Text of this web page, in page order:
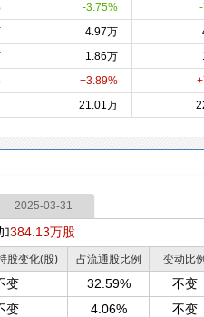
-3.75%
4.97万
1.86万
+3.89%
21.01万
2025-03-31
384.13万股
股变化(股) 占流通股比例 变动比例
变 32.59% 不变
变 4.06% 不变